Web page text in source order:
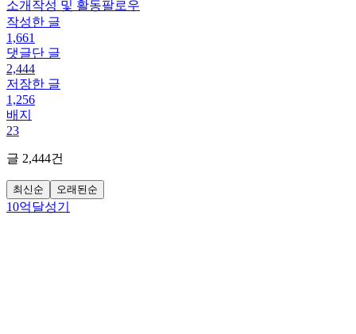
소개 작성 및 활동팔로우
작성한 글
1,661
댓글단 글
2,444
저장한 글
1,256
배지
23
글 2,444건
최신순 오래된순
10억달성기